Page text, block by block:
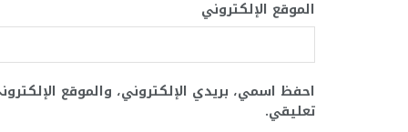
الموقع الإلكتروني
احفظ اسمي، بريدي الإلكتروني، والموقع
تعليقي.